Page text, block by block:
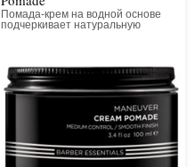
более 60 продуктов и
по всему миру. Мастера
марку, потому что уверены в её
Помада-крем на водной основе
подчеркивает натуральную